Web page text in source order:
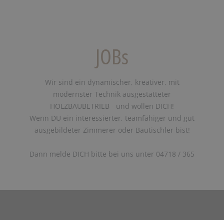
JOBs
Wir sind ein dynamischer, kreativer, mit
modernster Technik ausgestatteter
HOLZBAUBETRIEB - und wollen DICH!
Wenn DU ein interessierter, teamfähiger und gut
ausgebildeter Zimmerer oder Bautischler bist!
Dann melde DICH bitte bei uns unter 04718 / 365